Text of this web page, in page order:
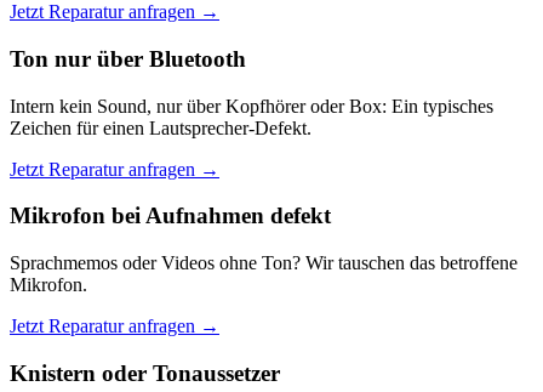
Jetzt Reparatur anfragen →
Ton nur über Bluetooth
Intern kein Sound, nur über Kopfhörer oder Box: Ein typisches
Zeichen für einen Lautsprecher-Defekt.
Jetzt Reparatur anfragen →
Mikrofon bei Aufnahmen defekt
Sprachmemos oder Videos ohne Ton? Wir tauschen das betroffene
Mikrofon.
Jetzt Reparatur anfragen →
Knistern oder Tonaussetzer